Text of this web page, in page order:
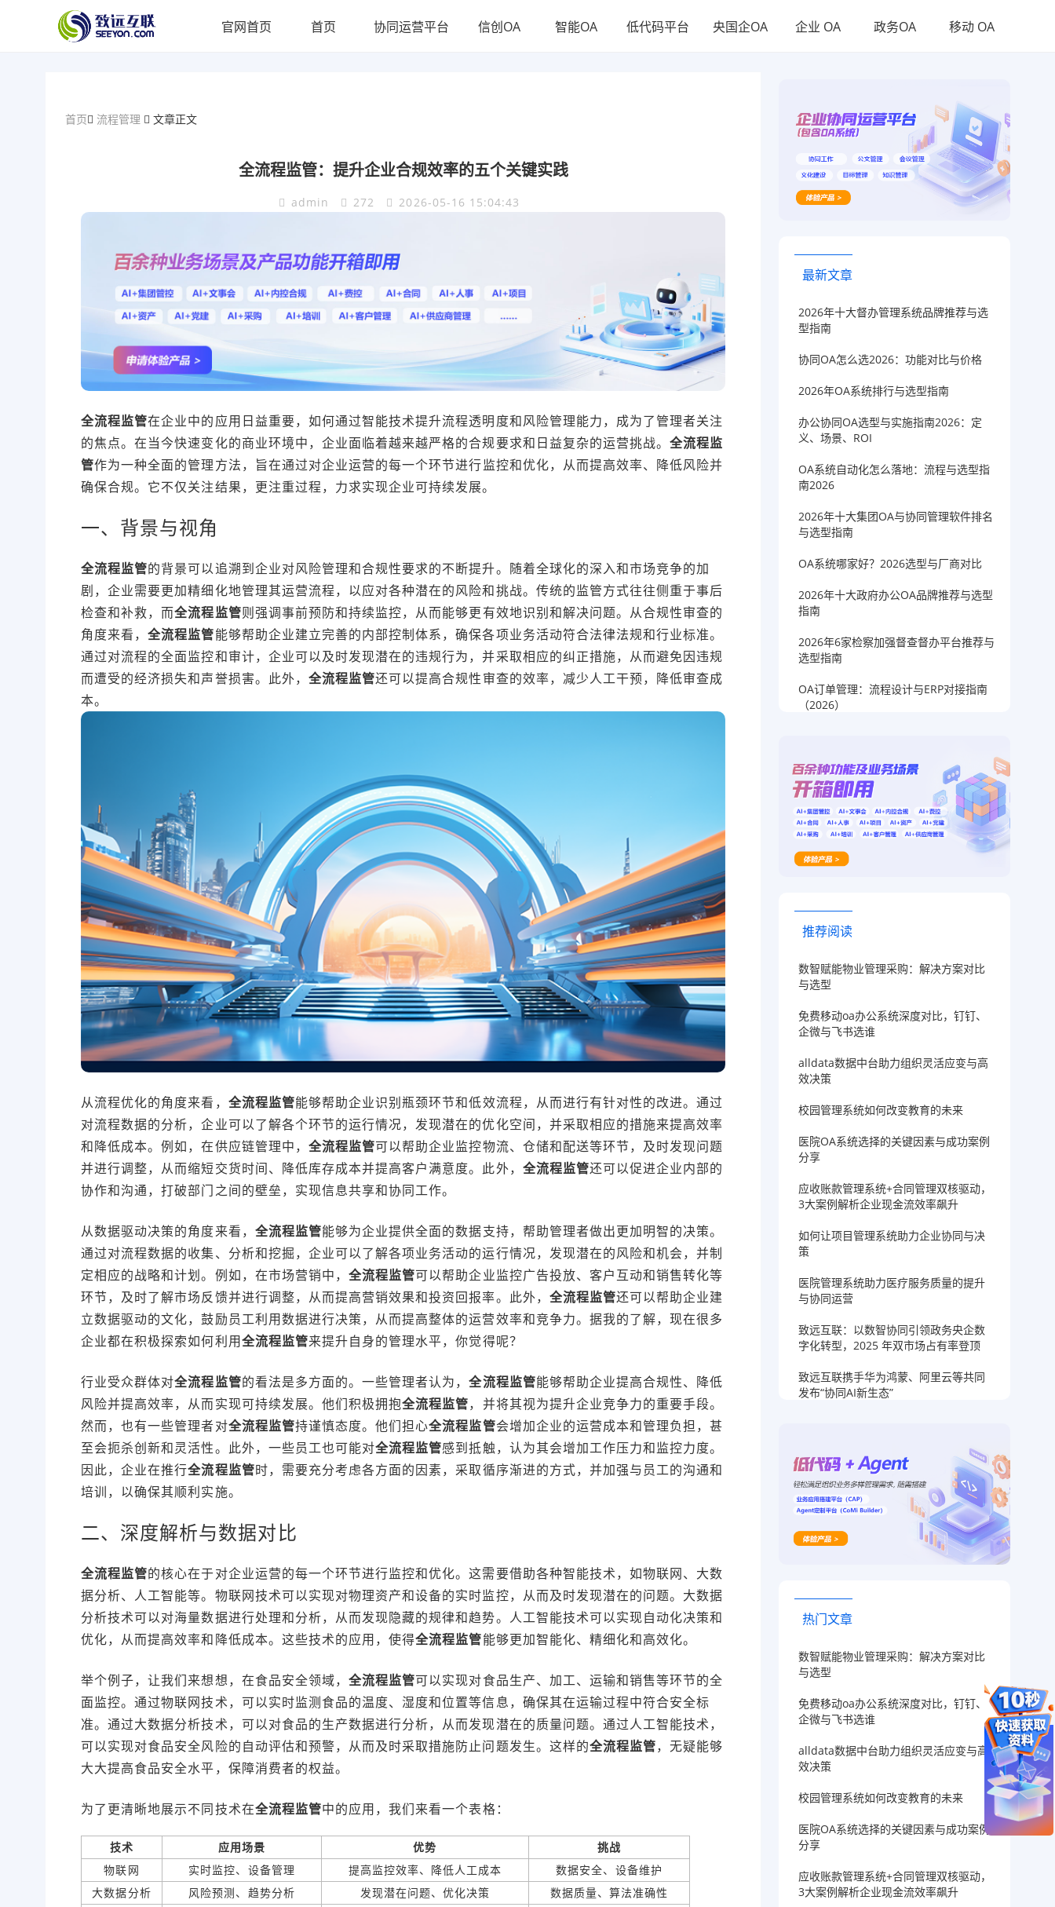
官网首页 首页 协同运营平台 信创OA 智能OA 低代码平台 央国企OA 企业 OA 政务OA 移动 OA
首页 流程管理 文章正文
全流程监管：提升企业合规效率的五个关键实践
admin 272 2026-05-16 15:04:43
全流程监管在企业中的应用日益重要，如何通过智能技术提升流程透明度和风险管理能力，成为了管理者关注
的焦点。在当今快速变化的商业环境中，企业面临着越来越严格的合规要求和日益复杂的运营挑战。全流程监
管作为一种全面的管理方法，旨在通过对企业运营的每一个环节进行监控和优化，从而提高效率、降低风险并
确保合规。它不仅关注结果，更注重过程，力求实现企业可持续发展。
一、背景与视角
全流程监管的背景可以追溯到企业对风险管理和合规性要求的不断提升。随着全球化的深入和市场竞争的加
剧，企业需要更加精细化地管理其运营流程，以应对各种潜在的风险和挑战。传统的监管方式往往侧重于事后
检查和补救，而全流程监管则强调事前预防和持续监控，从而能够更有效地识别和解决问题。从合规性审查的
角度来看，全流程监管能够帮助企业建立完善的内部控制体系，确保各项业务活动符合法律法规和行业标准。
通过对流程的全面监控和审计，企业可以及时发现潜在的违规行为，并采取相应的纠正措施，从而避免因违规
而遭受的经济损失和声誉损害。此外， 全流程监管还可以提高合规性审查的效率，减少人工干预，降低审查成
本。
从流程优化的角度来看， 全流程监管能够帮助企业识别瓶颈环节和低效流程，从而进行有针对性的改进。通过
对流程数据的分析，企业可以了解各个环节的运行情况，发现潜在的优化空间，并采取相应的措施来提高效率
和降低成本。例如，在供应链管理中， 全流程监管可以帮助企业监控物流、仓储和配送等环节，及时发现问题
并进行调整，从而缩短交货时间、降低库存成本并提高客户满意度。此外， 全流程监管还可以促进企业内部的
协作和沟通，打破部门之间的壁垒，实现信息共享和协同工作。
从数据驱动决策的角度来看， 全流程监管能够为企业提供全面的数据支持，帮助管理者做出更加明智的决策。
通过对流程数据的收集、分析和挖掘，企业可以了解各项业务活动的运行情况，发现潜在的风险和机会，并制
定相应的战略和计划。例如，在市场营销中， 全流程监管可以帮助企业监控广告投放、客户互动和销售转化等
环节，及时了解市场反馈并进行调整，从而提高营销效果和投资回报率。此外， 全流程监管还可以帮助企业建
立数据驱动的文化，鼓励员工利用数据进行决策，从而提高整体的运营效率和竞争力。据我的了解，现在很多
企业都在积极探索如何利用全流程监管来提升自身的管理水平，你觉得呢？
行业受众群体对全流程监管的看法是多方面的。一些管理者认为，全流程监管能够帮助企业提高合规性、降低
风险并提高效率，从而实现可持续发展。他们积极拥抱全流程监管，并将其视为提升企业竞争力的重要手段。
然而，也有一些管理者对全流程监管持谨慎态度。他们担心全流程监管会增加企业的运营成本和管理负担，甚
至会扼杀创新和灵活性。此外，一些员工也可能对全流程监管感到抵触，认为其会增加工作压力和监控力度。
因此，企业在推行全流程监管时，需要充分考虑各方面的因素，采取循序渐进的方式，并加强与员工的沟通和
培训，以确保其顺利实施。
二、深度解析与数据对比
全流程监管的核心在于对企业运营的每一个环节进行监控和优化。这需要借助各种智能技术，如物联网、大数
据分析、人工智能等。物联网技术可以实现对物理资产和设备的实时监控，从而及时发现潜在的问题。大数据
分析技术可以对海量数据进行处理和分析，从而发现隐藏的规律和趋势。人工智能技术可以实现自动化决策和
优化，从而提高效率和降低成本。这些技术的应用，使得全流程监管能够更加智能化、精细化和高效化。
举个例子，让我们来想想，在食品安全领域， 全流程监管可以实现对食品生产、加工、运输和销售等环节的全
面监控。通过物联网技术，可以实时监测食品的温度、湿度和位置等信息，确保其在运输过程中符合安全标
准。通过大数据分析技术，可以对食品的生产数据进行分析，从而发现潜在的质量问题。通过人工智能技术，
可以实现对食品安全风险的自动评估和预警，从而及时采取措施防止问题发生。这样的全流程监管，无疑能够
大大提高食品安全水平，保障消费者的权益。
为了更清晰地展示不同技术在全流程监管中的应用，我们来看一个表格：
技术 应用场景 优势
挑战
物联网
实时监控、设备管理 提高监控效率、降低人工成本
数据安全、设备维护
大数据分析
风险预测、趋势分析 发现潜在问题、优化决策
数据质量、算法准确性
最新文章
2026年十大督办管理系统品牌推荐与选
型指南
协同OA怎么选2026：功能对比与价格
2026年OA系统排行与选型指南
办公协同OA选型与实施指南2026：定
义、场景、ROI
OA系统自动化怎么落地：流程与选型指
南2026
2026年十大集团OA与协同管理软件排名
与选型指南
OA系统哪家好？2026选型与厂商对比
2026年十大政府办公OA品牌推荐与选型
指南
2026年6家检察加强督查督办平台推荐与
选型指南
OA订单管理：流程设计与ERP对接指南
（2026）
推荐阅读
数智赋能物业管理采购：解决方案对比
与选型
免费移动oa办公系统深度对比，钉钉、
企微与飞书选谁
alldata数据中台助力组织灵活应变与高
效决策
校园管理系统如何改变教育的未来
医院OA系统选择的关键因素与成功案例
分享
应收账款管理系统+合同管理双核驱动，
3大案例解析企业现金流效率飙升
如何让项目管理系统助力企业协同与决
策
医院管理系统助力医疗服务质量的提升
与协同运营
致远互联：以数智协同引领政务央企数
字化转型，2025 年双市场占有率登顶
致远互联携手华为鸿蒙、阿里云等共同
发布“协同AI新生态”
热门文章
数智赋能物业管理采购：解决方案对比
与选型
免费移动oa办公系统深度对比，钉钉、
企微与飞书选谁
alldata数据中台助力组织灵活应变与高
效决策
校园管理系统如何改变教育的未来
医院OA系统选择的关键因素与成功案例
分享
应收账款管理系统+合同管理双核驱动，
3大案例解析企业现金流效率飙升